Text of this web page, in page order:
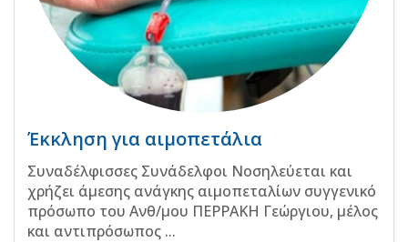
Έκκληση για αιμοπετάλια
Συναδέλφισσες Συνάδελφοι Νοσηλεύεται και
χρήζει άμεσης ανάγκης αιμοπεταλίων συγγενικό
πρόσωπο του Ανθ/μου ΠΕΡΡΑΚΗ Γεώργιου, μέλος
και αντιπρόσωπος ...